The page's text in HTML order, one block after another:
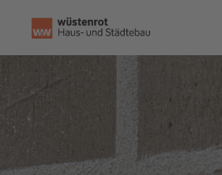
Inhalt
springen